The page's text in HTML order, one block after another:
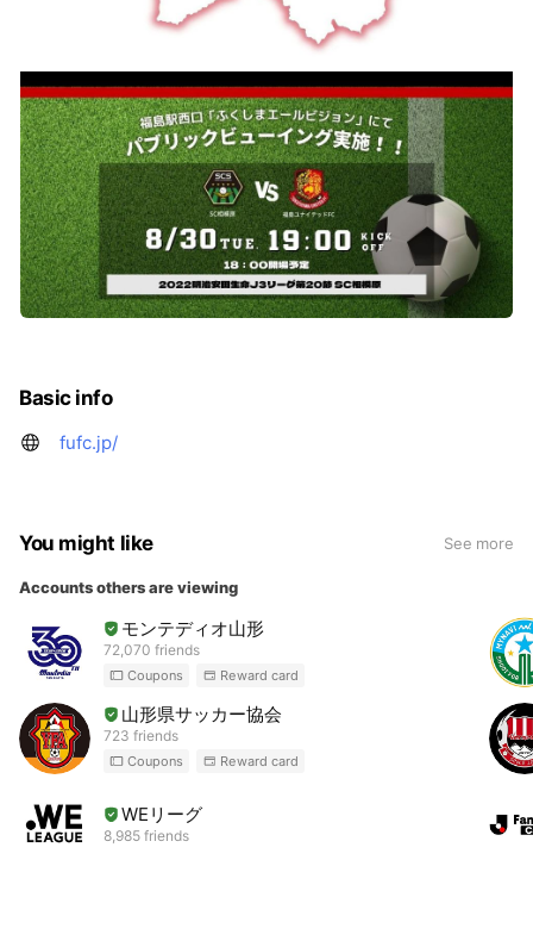
Basic info
fufc.jp/
You might like See more
Accounts others are viewing
モンテディオ山形
72,070 friends
Coupons Reward card
山形県サッカー協会
723 friends
Coupons Reward card
WEリーグ
8,985 friends